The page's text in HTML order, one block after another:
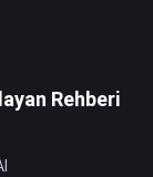
Rehberi